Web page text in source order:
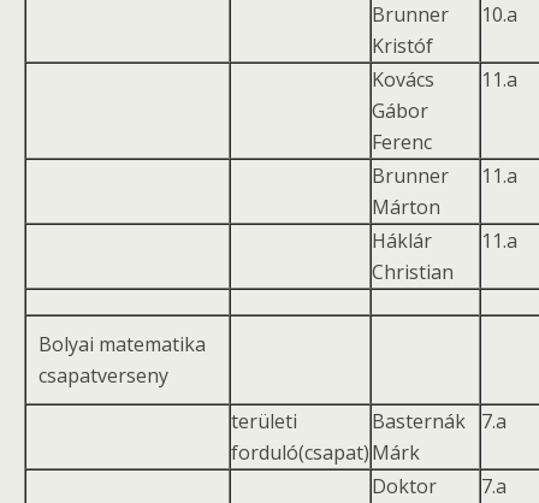
Brunner
Kristóf
10.a
Kovács
Gábor
Ferenc
11.a
Brunner
Márton
11.a
Háklár
Christian
11.a
Bolyai matematika
csapatverseny
területi
forduló(csapat)
Basternák
Márk
7.a
Doktor
7.a